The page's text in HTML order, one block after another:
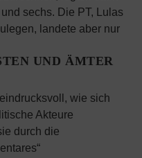
sechs. Die PT, Lulas
landete aber nur
UND ÄMTER
wie sich
Akteure
durch die